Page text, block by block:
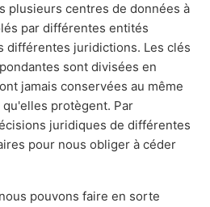
plusieurs centres de données à
par différentes entités
différentes juridictions. Les clés
sont divisées en
jamais conservées au même
protègent. Par
juridiques de différentes
pour nous obliger à céder
pouvons faire en sorte